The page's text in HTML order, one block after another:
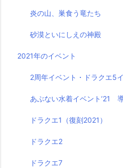
炎の山、巣食う竜たち
砂漠といにしえの神殿
2021年のイベント
2周年イベント・ドラクエ5
あぶない水着イベント’21
ドラクエ1（復刻2021）
ドラクエ2
ドラクエ7